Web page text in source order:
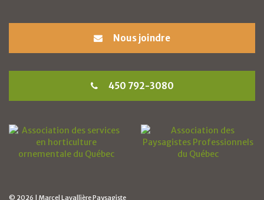
Nous joindre
450 792-3080
© 2026 | Marcel Lavallière Paysagiste